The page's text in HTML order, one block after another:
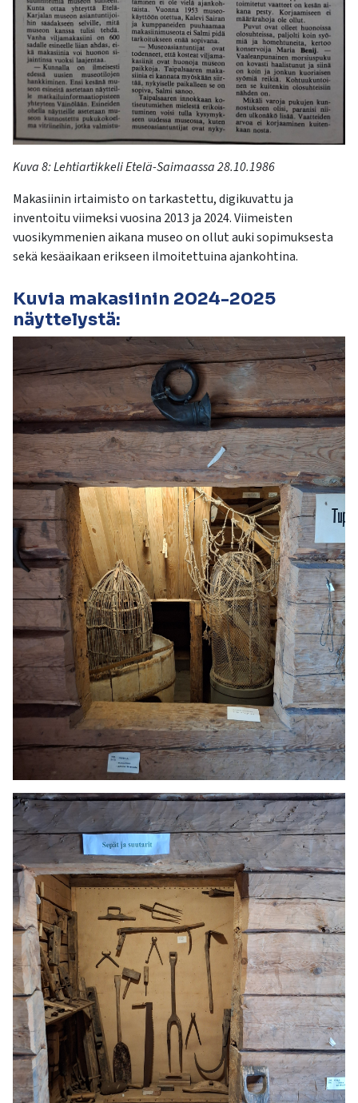
Kuva 8: LehtiartikkeliEtelä-Saimaassa28.10.1986
Makasiinin irtaimisto on tarkastettu, digikuvattu ja
inventoituviimeksivuosina 2013 ja 2024. Viimeisten
vuosikymmenien aikana museo on ollut auki sopimuksesta
sekä kesäaikaan erikseen ilmoitettuina ajankohtina.
Kuvia makasiinin 2024-2025
näyttelystä: